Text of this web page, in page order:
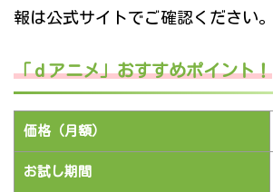
報は公式サイトでご確認ください。
「ｄアニメ」おすすめポイント！
価格（月額）
お試し期間